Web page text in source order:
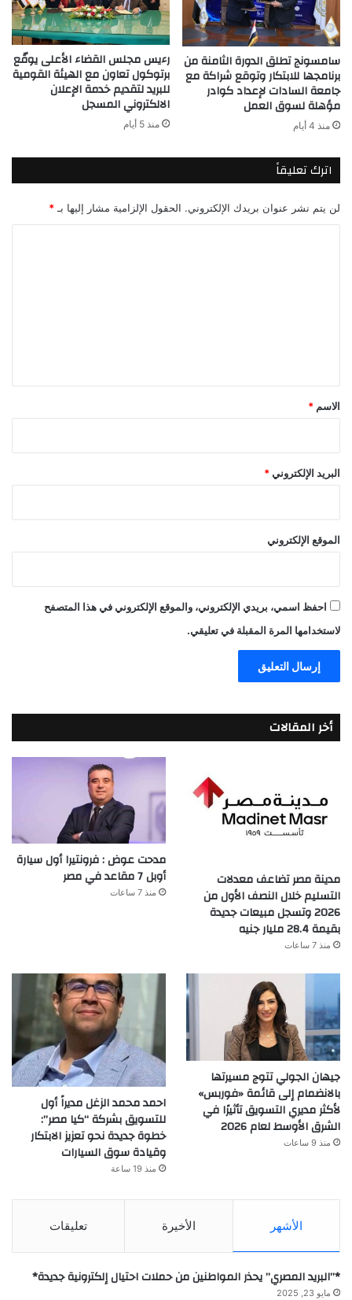
سامسونج تطلق الدورة الثامنة من
برنامجها للابتكار وتوقع شراكة مع
جامعة السادات لإعداد كوادر
مؤهلة لسوق العمل
منذ 4 أيام
رءيس مجلس القضاء الأعلى يوقّع
برتوكول تعاون مع الهيئة القومية
للبريد لتقديم خدمة الإعلان
الالكتروني المسجل
منذ 5 أيام
اترك تعليقاً
لن يتم نشر عنوان بريدك الإلكتروني. الحقول الإلزامية مشار إليها بـ *
*
الاسم *
البريد الإلكتروني *
الموقع الإلكتروني
احفظ اسمي، بريدي الإلكتروني، والموقع الإلكتروني في هذا المتصفح
لاستخدامها المرة المقبلة في تعليقي.
أخر المقالات
مدينة مصر تضاعف معدلات
التسليم خلال النصف الأول من
2026 وتسجل مبيعات جديدة
بقيمة 28.4 مليار جنيه
منذ 7 ساعات
مدحت عوض : فرونتيرا أول سيارة
أوبل 7 مقاعد في مصر
منذ 7 ساعات
جيهان الجولي تتوج مسيرتها
بالانضمام إلى قائمة «فوربس»
لأكثر مديري التسويق تأثيرًا في
الشرق الأوسط لعام 2026
منذ 9 ساعات
احمد محمد الزغل مديراً أول
للتسويق بشركة “كيا مصر”:
خطوة جديدة نحو تعزيز الابتكار
وقيادة سوق السيارات
منذ 19 ساعة
الأشهر الأخيرة تعليقات
*”البريد المصري” يحذر المواطنين من حملات احتيال إلكترونية جديدة*
مايو 23, 2025